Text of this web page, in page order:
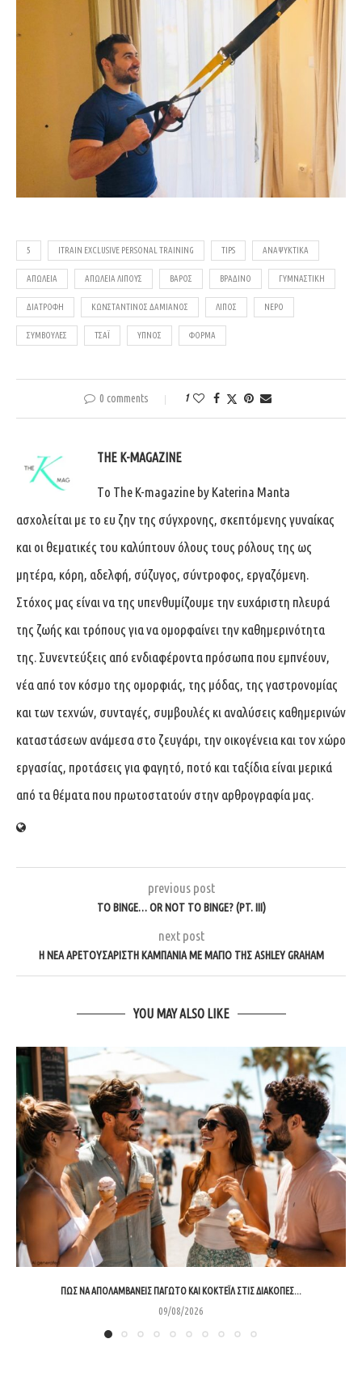
5 ITRAIN EXCLUSIVE PERSONAL TRAINING TIPS ΑΝΑΨΥΚΤΙΚΆ
ΑΠΏΛΕΙΑ ΑΠΏΛΕΙΑ ΛΊΠΟΥΣ ΒΆΡΟΣ ΒΡΑΔΙΝΌ ΓΥΜΝΑΣΤΙΚΉ
ΔΙΑΤΡΟΦΉ ΚΩΝΣΤΑΝΤΊΝΟΣ ΔΑΜΙΑΝΌΣ ΛΊΠΟΣ ΝΕΡΌ
ΣΥΜΒΟΥΛΈΣ ΤΣΆΙ ΎΠΝΟΣ ΦΌΡΜΑ
0 comments 1
THE K-MAGAZINE
Tο The K-magazine by Katerina Manta
ασχολείται με το ευ ζην της σύγχρονης, σκεπτόμενης γυναίκας
και οι θεματικές του καλύπτουν όλους τους ρόλους της ως
μητέρα, κόρη, αδελφή, σύζυγος, σύντροφος, εργαζόμενη.
Στόχος μας είναι να της υπενθυμίζουμε την ευχάριστη πλευρά
της ζωής και τρόπους για να ομορφαίνει την καθημερινότητα
της. Συνεντεύξεις από ενδιαφέροντα πρόσωπα που εμπνέουν,
νέα από τον κόσμο της ομορφιάς, της μόδας, της γαστρονομίας
και των τεχνών, συνταγές, συμβουλές κι αναλύσεις καθημερινών
καταστάσεων ανάμεσα στο ζευγάρι, την οικογένεια και τον χώρο
εργασίας, προτάσεις για φαγητό, ποτό και ταξίδια είναι μερικά
από τα θέματα που πρωτοστατούν στην αρθρογραφία μας.
previous post
TO BINGE… OR NOT TO BINGE? (PT. III)
next post
Η ΝΈΑ ΑΡΕΤΟΥΣΆΡΙΣΤΗ ΚΑΜΠΆΝΙΑ ΜΕ ΜΑΓΙΌ ΤΗΣ ASHLEY GRAHAM
YOU MAY ALSO LIKE
ΠΏΣ ΝΑ ΑΠΟΛΑΜΒΆΝΕΙΣ ΠΑΓΩΤΌ ΚΑΙ ΚΟΚΤΈΙΛ ΣΤΙΣ ΔΙΑΚΟΠΈΣ...
09/08/2026